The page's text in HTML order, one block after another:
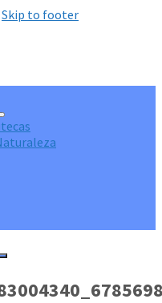
Skip to footer